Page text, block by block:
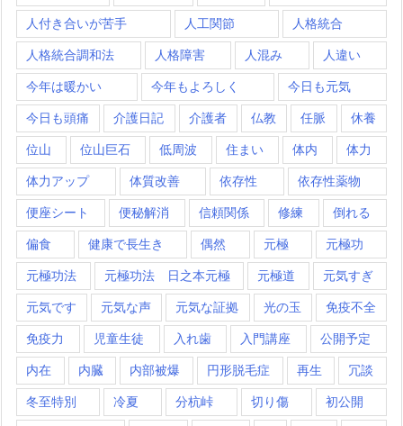
人付き合いが苦手 人工関節 人格統合
人格統合調和法 人格障害 人混み 人違い
今年は暖かい 今年もよろしく 今日も元気
今日も頭痛 介護日記 介護者 仏教 任脈 休養
位山 位山巨石 低周波 住まい 体内 体力
体力アップ 体質改善 依存性 依存性薬物
便座シート 便秘解消 信頼関係 修練 倒れる
偏食 健康で長生き 偶然 元極 元極功
元極功法 元極功法 日之本元極 元極道 元気すぎ
元気です 元気な声 元気な証拠 光の玉 免疫不全
免疫力 児童生徒 入れ歯 入門講座 公開予定
内在 内臓 内部被爆 円形脱毛症 再生 冗談
冬至特別 冷夏 分杭峠 切り傷 初公開